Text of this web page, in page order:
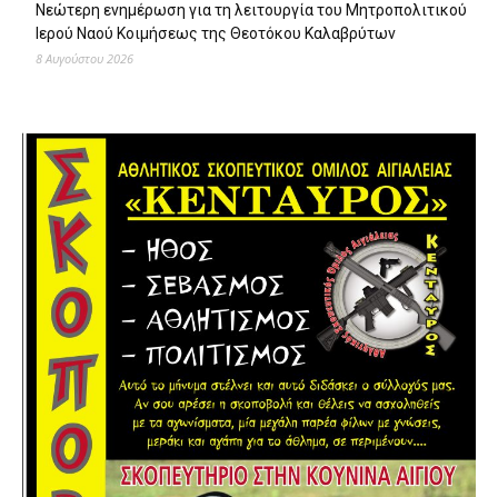
Νεώτερη ενημέρωση για τη λειτουργία του Μητροπολιτικού
Ιερού Ναού Κοιμήσεως της Θεοτόκου Καλαβρύτων
8 Αυγούστου 2026